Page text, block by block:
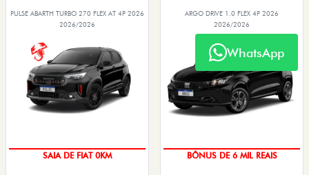
PULSE ABARTH TURBO 270 FLEX AT 4P 2026
2026/2026
SAIA DE FIAT 0KM
ARGO DRIVE 1.0 FLEX 4P 2026
2026/2026
BÔNUS DE 6 MIL REAIS
WhatsApp